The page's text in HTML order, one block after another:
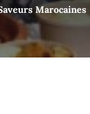
Marocaines